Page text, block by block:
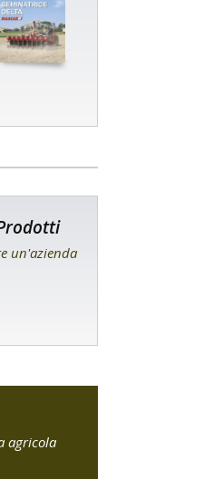
un'azienda
agricola